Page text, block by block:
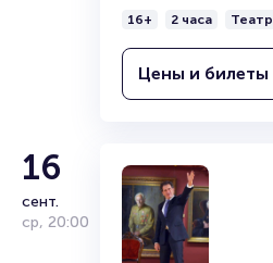
16+ 2 часа Театр
Цены и билеты
16
сент.
ср, 20:00